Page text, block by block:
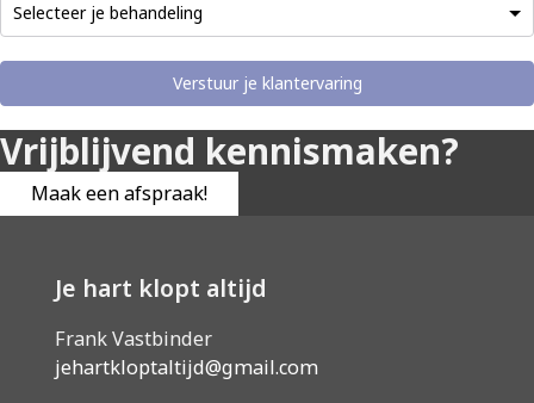
Selecteer je behandeling
Verstuur je klantervaring
Vrijblijvend kennismaken?
Maak een afspraak!
Je hart klopt altijd
Frank Vastbinder
jehartkloptaltijd@gmail.com